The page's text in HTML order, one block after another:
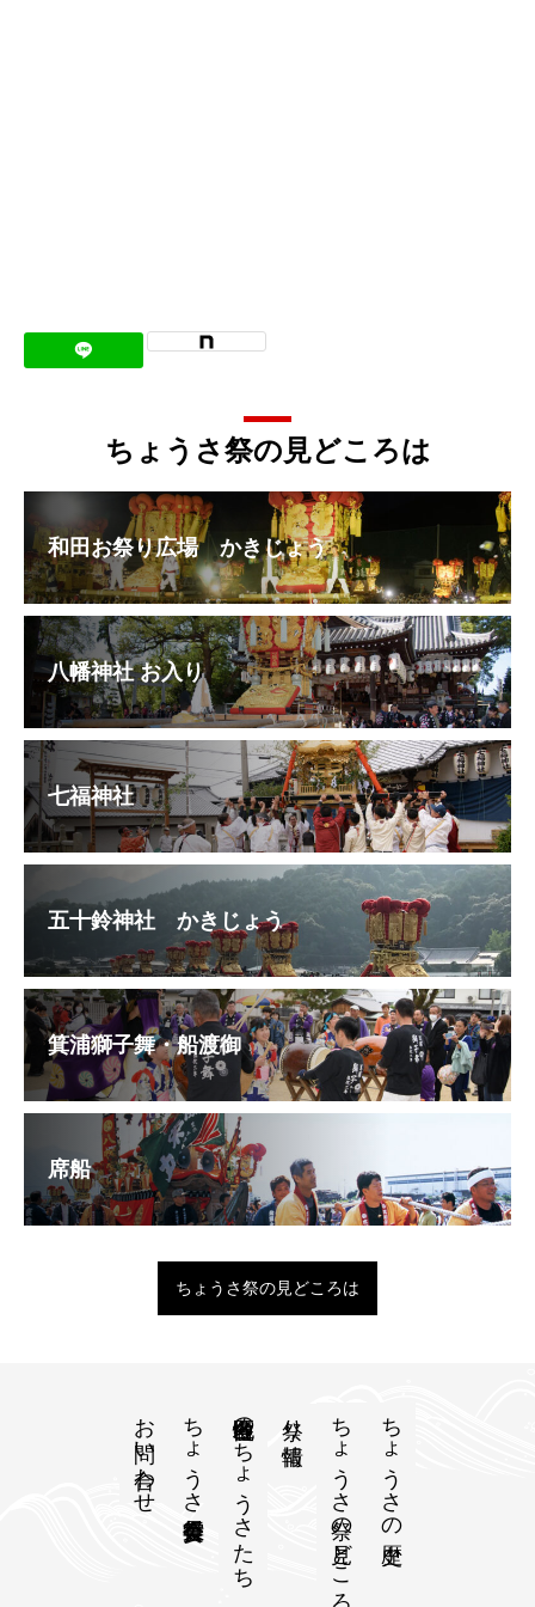
ちょうさ祭の見どころは
和田お祭り広場 かきじょう
八幡神社 お入り
七福神社
五十鈴神社 かきじょう
箕浦獅子舞・船渡御
席船
ちょうさ祭の見どころは
ちょうさの歴史
ちょうさ祭の見どころは
祭り情報
各地区自慢のちょうさたち
ちょうさ祭実行委員会
お問い合わせ